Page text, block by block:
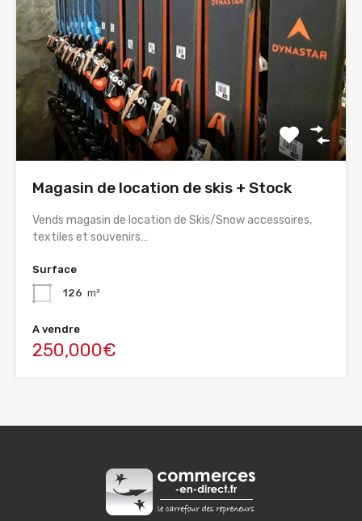
Magasin de location de skis + Stock
Vends magasin de location de Skis/Snow accessoires,
textiles et souvenirs…
Surface
126 m²
A vendre
250,000€